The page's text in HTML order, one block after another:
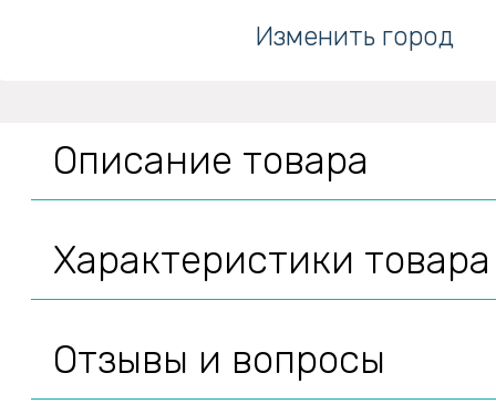
Изменить город
Описание товара
Характеристики товара
Отзывы и вопросы